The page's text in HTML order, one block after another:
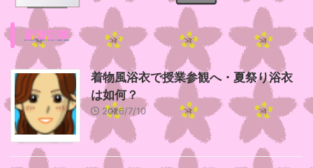
新着記事
着物風浴衣で授業参観へ・夏祭り浴衣
は如何？
2026/7/10